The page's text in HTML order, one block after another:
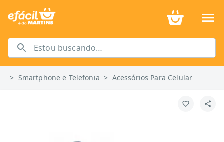
> Smartphone e Telefonia > Acessórios Para Celular